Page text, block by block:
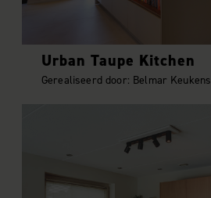
Urban Taupe Kitchen
Gerealiseerd door: Belmar Keukens